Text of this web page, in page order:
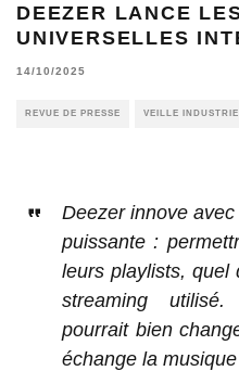
DEEZER LANCE
UNIVERSELLES
14/10/2025
REVUE DE PRESSE VEILLE
Deezer innove
puissante :
leurs playlists, quel
streaming
pourrait bien
échange la